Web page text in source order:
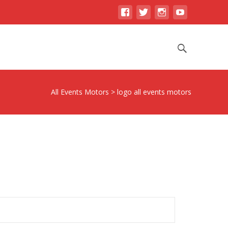
to
content
Search
All Events Motors > logo all events motors